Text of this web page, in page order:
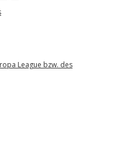
League bzw. des